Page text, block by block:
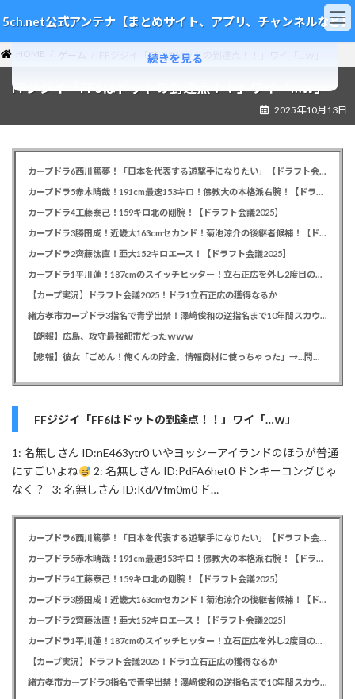
ン
テ
ン
ツ
ビ
ゲ
ー
シ
5ch.net公式アンテナ【まとめサイト、アプリ、チャンネルなど】
ゲーム FFジジイ「FF6はドットの到達点！！」ワイ「…ｗ」
FFジジイ「FF6はドットの到達点！！」ワイ「…ｗ」
2025年10月13日
カープドラ6西川篤夢！「日本を代表する遊撃手になりたい」【ドラフト会議2025】
カープドラ5赤木晴哉！191cm最速153キロ！佛教大の本格派右腕！【ドラフト会議2025】
カープドラ4工藤泰己！159キロ北の剛腕！【ドラフト会議2025】
カープドラ3勝田成！近畿大163cmセカンド！菊池涼介の後継者候補！【ドラフト会議2025】
カープドラ2齊藤汰直！亜大152キロエース！【ドラフト会議2025】
カープドラ1平川蓮！187cmのスイッチヒッター！立石正広を外し2度目の重複も新井監督がクジを引き当てる！【ドラフト会議2025】
【カープ実況】ドラフト会議2025！ドラ1立石正広の獲得なるか
緒方孝市カープドラ3指名で青学出禁！澤﨑俊和の逆指名まで10年間スカウト出禁
【朗報】広島、攻守最強都市だったｗｗｗ
【悲報】彼女「ごめん！俺くんの貯金、情報商材に使っちゃった」→…問い詰めたらギャン泣きされたんだが俺が悪いのか？
FFジジイ「FF6はドットの到達点！！」ワイ「…ｗ」
1: 名無しさん ID:nE463ytr0 いやヨッシーアイランドのほうが普通
にすごいよね
2: 名無しさん ID:PdFA6het0 ドンキーコングじゃ
なく？ 3: 名無しさん ID:Kd/Vfm0m0 ド…
続きを見る
カープドラ6西川篤夢！「日本を代表する遊撃手になりたい」【ドラフト会議2025】
カープドラ5赤木晴哉！191cm最速153キロ！佛教大の本格派右腕！【ドラフト会議2025】
カープドラ4工藤泰己！159キロ北の剛腕！【ドラフト会議2025】
カープドラ3勝田成！近畿大163cmセカンド！菊池涼介の後継者候補！【ドラフト会議2025】
カープドラ2齊藤汰直！亜大152キロエース！【ドラフト会議2025】
カープドラ1平川蓮！187cmのスイッチヒッター！立石正広を外し2度目の重複も新井監督がクジを引き当てる！【ドラフト会議2025】
【カープ実況】ドラフト会議2025！ドラ1立石正広の獲得なるか
緒方孝市カープドラ3指名で青学出禁！澤﨑俊和の逆指名まで10年間スカウト出禁